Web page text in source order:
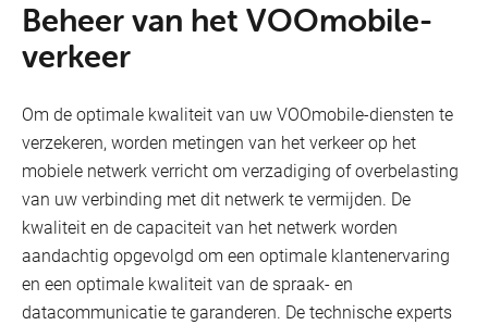
Beheer van het VOOmobile-
verkeer
Om de optimale kwaliteit van uw VOOmobile-diensten te
verzekeren, worden metingen van het verkeer op het
mobiele netwerk verricht om verzadiging of overbelasting
van uw verbinding met dit netwerk te vermijden. De
kwaliteit en de capaciteit van het netwerk worden
aandachtig opgevolgd om een optimale klantenervaring
en een optimale kwaliteit van de spraak- en
datacommunicatie te garanderen. De technische experts